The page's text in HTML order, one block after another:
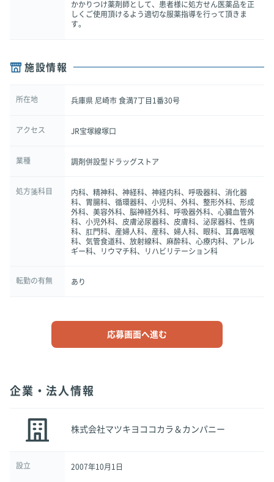
かかりつけ薬剤師として、患者様に処方せん医薬品を正
しくご使用頂けるよう適切な服薬指導を行って頂きま
す。
施設情報
所在地 兵庫県 尼崎市 食満7丁目1番30号
アクセス JR宝塚線塚口
業種 調剤併設型ドラッグストア
処方箋科目
内科、精神科、神経科、神経内科、呼吸器科、消化器
科、胃腸科、循環器科、小児科、外科、整形外科、形成
外科、美容外科、脳神経外科、呼吸器外科、心臓血管外
科、小児外科、皮膚泌尿器科、皮膚科、泌尿器科、性病
科、肛門科、産婦人科、産科、婦人科、眼科、耳鼻咽喉
科、気管食道科、放射線科、麻酔科、心療内科、アレル
ギー科、リウマチ科、リハビリテーション科
転勤の有無 あり
応募画面へ進む
企業・法人情報
株式会社マツキヨココカラ＆カンパニー
設立 2007年10月1日